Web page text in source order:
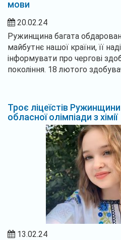
мови
20.02.24
Ружинщина багата
майбутнє нашої країни, її
інформувати про чергові
покоління. 18 лютого
Троє ліцеїстів
обласної олімпіади з хімії
13.02.24